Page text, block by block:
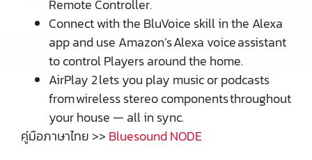
Remote Controller.
Connect with the BluVoice skill in the Alexa
app and use Amazon’s Alexa voice assistant
to control Players around the home.
AirPlay 2 lets you play music or podcasts
from wireless stereo components throughout
your house — all in sync.
คู่มือภาษาไทย >> Bluesound NODE